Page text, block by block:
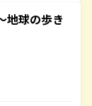
地球の歩き